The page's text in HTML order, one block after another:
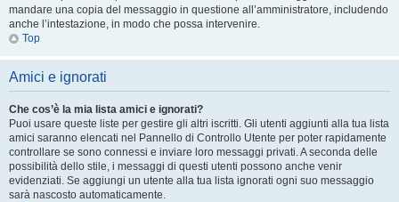
mandare una copia del messaggio in questione all’amministratore, includendo
anche l’intestazione, in modo che possa intervenire.
Top
Amici e ignorati
Che cos’è la mia lista amici e ignorati?
Puoi usare queste liste per gestire gli altri iscritti. Gli utenti aggiunti alla tua lista
amici saranno elencati nel Pannello di Controllo Utente per poter rapidamente
controllare se sono connessi e inviare loro messaggi privati. A seconda delle
possibilità dello stile, i messaggi di questi utenti possono anche venir
evidenziati. Se aggiungi un utente alla tua lista ignorati ogni suo messaggio
sarà nascosto automaticamente.